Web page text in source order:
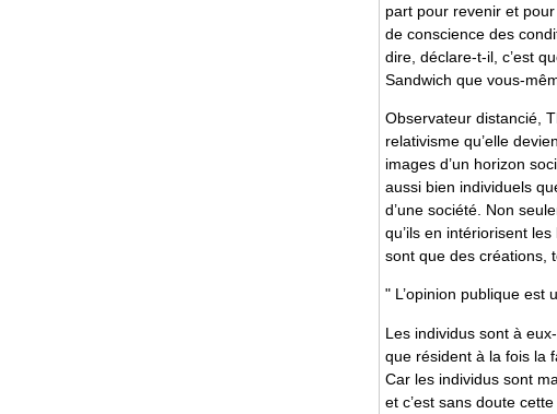
part pour revenir et
de conscience des
dire, déclare-t-il, c’est
Sandwich que vous-
Observateur distancié,
relativisme qu’elle
images d’un horizon
aussi bien individuels
d’une société. Non
qu’ils en intériorisent
sont que des créations,
" L’opinion publique est
Les individus sont à
que résident à la fois la
Car les individus sont
et c’est sans doute